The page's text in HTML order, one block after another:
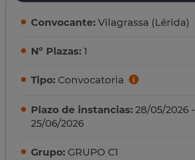
Convocante: Vilagrassa (Lérida)
Nº Plazas: 1
Tipo: Convocatoria
Plazo de instancias: 28/05/2026 -
25/06/2026
Grupo: GRUPO C1